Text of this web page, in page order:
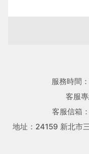
服務時間
客服
客服信箱：
地址：24159 新北市